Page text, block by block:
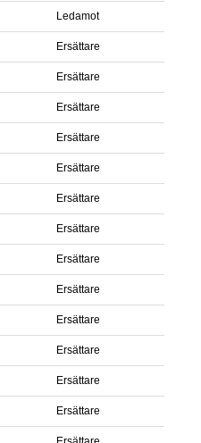
Ledamot
Ersättare
Ersättare
Ersättare
Ersättare
Ersättare
Ersättare
Ersättare
Ersättare
Ersättare
Ersättare
Ersättare
Ersättare
Ersättare